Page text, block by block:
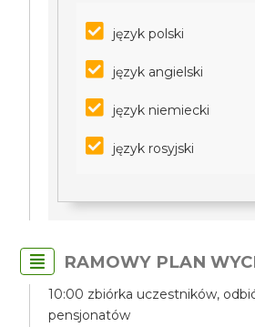
język polski
język angielski
język niemiecki
język rosyjski
RAMOWY PLAN
10:00 zbiórka uczestników,
pensjonatów